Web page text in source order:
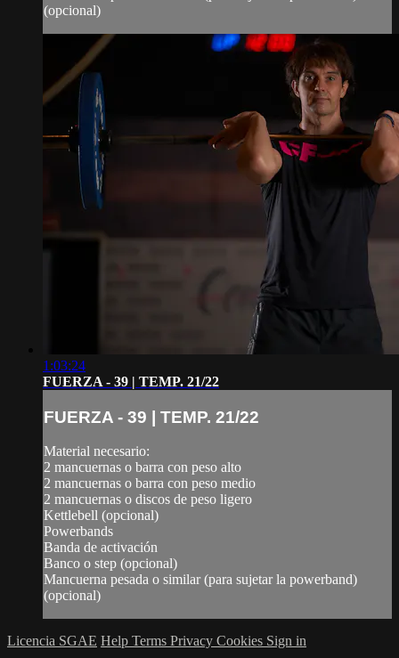
(opcional)
1:03:24
FUERZA - 39 | TEMP. 21/22
FUERZA - 39 | TEMP. 21/22
Material necesario:
2 mancuernas o barra con peso alto
2 mancuernas o barra con peso medio
2 mancuernas o discos de peso ligero
Kettlebell (opcional)
Powerbands
Banda de activación
Banco o step (opcional)
Mancuerna pesada o similar (para sujetar la powerband)
(opcional)
Licencia SGAE Help Terms Privacy Cookies Sign in